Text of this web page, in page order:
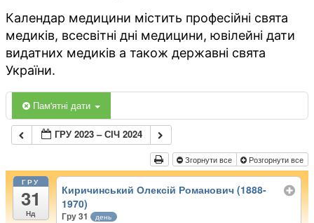
Календар медицини містить професійні свята
медиків, всесвітні дні медицини, ювілейні дати
видатних медиків а також державні свята
України.
Пам'ятні дати
ГРУ 2023 – СІЧ 2024
Згорнути все Розгорнути все
ГРУ
31
Нд
Киричинський Олексій Романович (1888-
1970)
Гру 31 день